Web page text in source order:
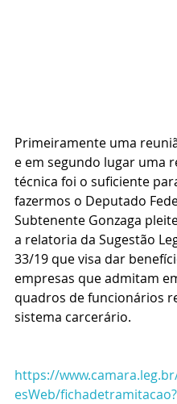
Primeiramente uma
e em segundo lugar uma
técnica foi o suficiente
fazermos o Deputado
Subtenente Gonzaga
a relatoria da Sugestão
33/19 que visa dar
empresas que admitam
quadros de funcionários
sistema carcerário.
https://
esWeb/fichadetramitacao?